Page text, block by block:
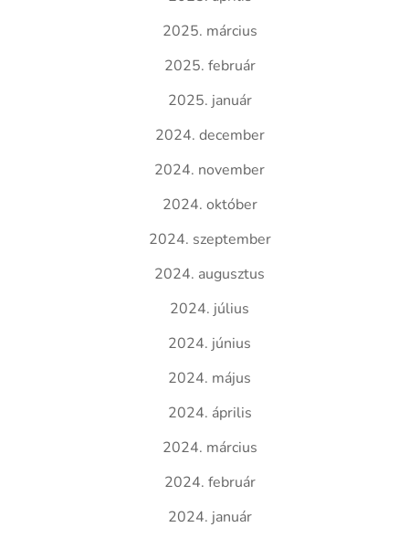
2025. március
2025. február
2025. január
2024. december
2024. november
2024. október
2024. szeptember
2024. augusztus
2024. július
2024. június
2024. május
2024. április
2024. március
2024. február
2024. január